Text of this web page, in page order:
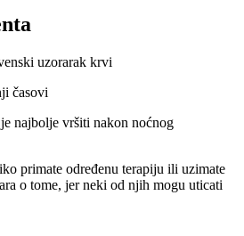
uzorarak krvi
časovi
najbolje vršiti nakon noćnog
primate određenu terapiju ili uzimate
o tome, jer neki od njih mogu uticati